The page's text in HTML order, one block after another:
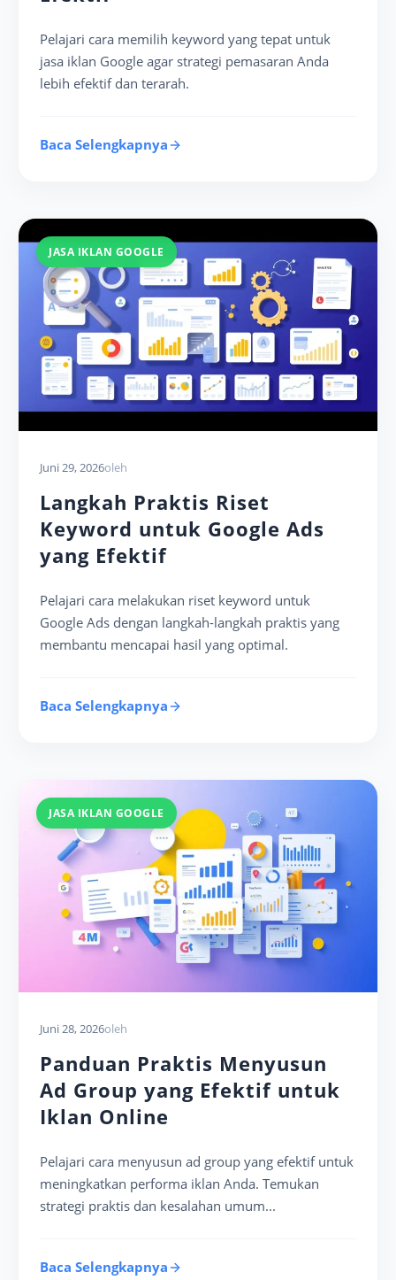
Pelajari cara memilih keyword yang tepat untuk
jasa iklan Google agar strategi pemasaran Anda
lebih efektif dan terarah.
Baca Selengkapnya
JASA IKLAN GOOGLE
Juni 29, 2026oleh
Langkah Praktis Riset
Keyword untuk Google Ads
yang Efektif
Pelajari cara melakukan riset keyword untuk
Google Ads dengan langkah-langkah praktis yang
membantu mencapai hasil yang optimal.
Baca Selengkapnya
JASA IKLAN GOOGLE
Juni 28, 2026oleh
Panduan Praktis Menyusun
Ad Group yang Efektif untuk
Iklan Online
Pelajari cara menyusun ad group yang efektif untuk
meningkatkan performa iklan Anda. Temukan
strategi praktis dan kesalahan umum...
Baca Selengkapnya